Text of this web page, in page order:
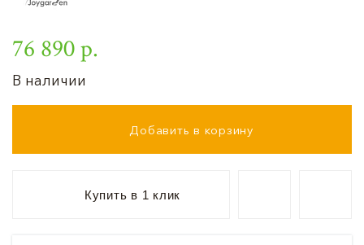
76 890 р.
В наличии
Добавить в корзину
Купить в 1 клик